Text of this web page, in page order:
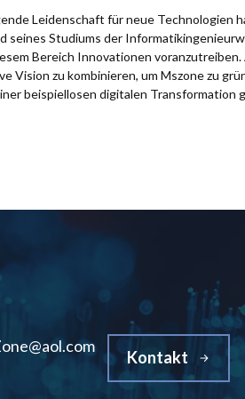
Leidenschaft für neue Technologien
seines Studiums der
Bereich Innovationen voranzutreiben.
Vision zu kombinieren, um Mszone zu
beispiellosen digitalen Transformation
Kontakt